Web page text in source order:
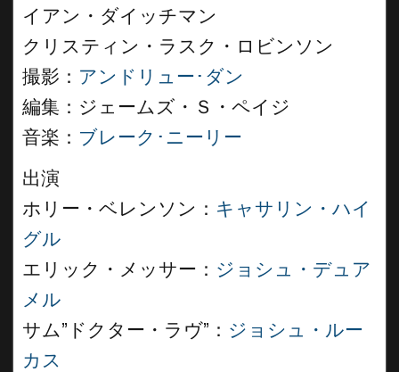
イアン・ダイッチマン
クリスティン・ラスク・ロビンソン
撮影： アンドリュー･ダン
編集：ジェームズ・Ｓ・ペイジ
音楽： ブレーク･ニーリー
出演
ホリー・ベレンソン： キャサリン・ハイ
グル
エリック・メッサー： ジョシュ・デュア
メル
サム”ドクター・ラヴ”： ジョシュ・ルー
カス